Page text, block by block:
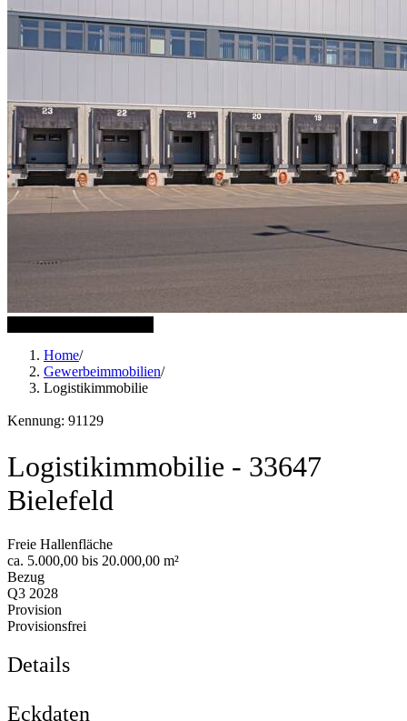
Home/
Gewerbeimmobilien/
Logistikimmobilie
Kennung: 91129
Logistikimmobilie - 33647
Bielefeld
Freie Hallenfläche
ca. 5.000,00 bis 20.000,00 m²
Bezug
Q3 2028
Provision
Provisionsfrei
Details
Eckdaten